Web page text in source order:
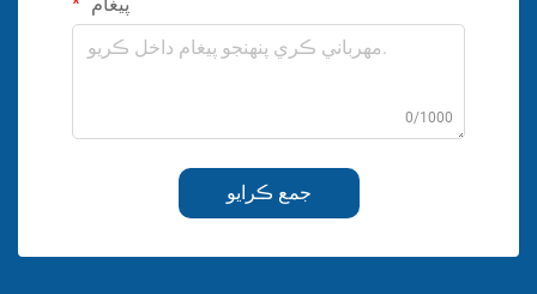
پيغام
0/1000
جمع ڪرايو